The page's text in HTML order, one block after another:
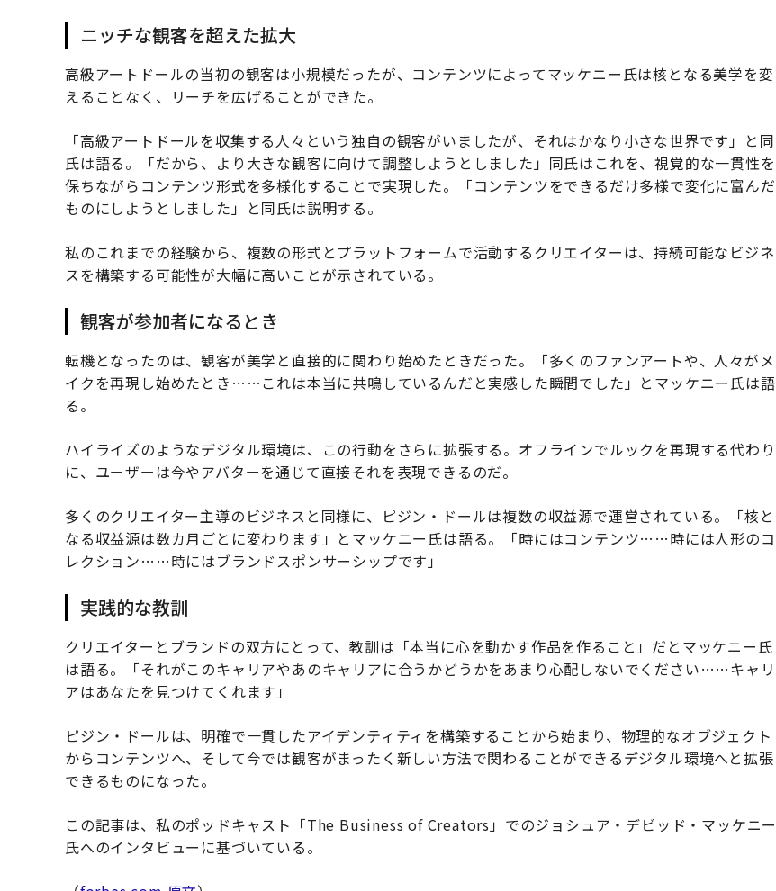
ニッチな観客を超えた拡大
高級アートドールの当初の観客は小規模だったが、コンテンツによってマッケニー氏は核となる美学を変
えることなく、リーチを広げることができた。
「高級アートドールを収集する人々という独自の観客がいましたが、それはかなり小さな世界です」と同
氏は語る。「だから、より大きな観客に向けて調整しようとしました」同氏はこれを、視覚的な一貫性を
保ちながらコンテンツ形式を多様化することで実現した。「コンテンツをできるだけ多様で変化に富んだ
ものにしようとしました」と同氏は説明する。
私のこれまでの経験から、複数の形式とプラットフォームで活動するクリエイターは、持続可能なビジネ
スを構築する可能性が大幅に高いことが示されている。
観客が参加者になるとき
転機となったのは、観客が美学と直接的に関わり始めたときだった。「多くのファンアートや、人々がメ
イクを再現し始めたとき……これは本当に共鳴しているんだと実感した瞬間でした」とマッケニー氏は語
る。
ハイライズのようなデジタル環境は、この行動をさらに拡張する。オフラインでルックを再現する代わり
に、ユーザーは今やアバターを通じて直接それを表現できるのだ。
多くのクリエイター主導のビジネスと同様に、ピジン・ドールは複数の収益源で運営されている。「核と
なる収益源は数カ月ごとに変わります」とマッケニー氏は語る。「時にはコンテンツ……時には人形のコ
レクション……時にはブランドスポンサーシップです」
実践的な教訓
クリエイターとブランドの双方にとって、教訓は「本当に心を動かす作品を作ること」だとマッケニー氏
は語る。「それがこのキャリアやあのキャリアに合うかどうかをあまり心配しないでください……キャリ
アはあなたを見つけてくれます」
ピジン・ドールは、明確で一貫したアイデンティティを構築することから始まり、物理的なオブジェクト
からコンテンツへ、そして今では観客がまったく新しい方法で関わることができるデジタル環境へと拡張
できるものになった。
この記事は、私のポッドキャスト「The Business of Creators」でのジョシュア・デビッド・マッケニー
氏へのインタビューに基づいている。